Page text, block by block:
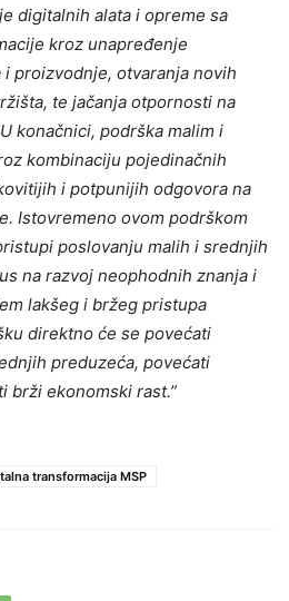
digitalnih alata i opreme sa
kroz unapređenje
proizvodnje, otvaranja novih
te jačanja otpornosti na
konačnici, podrška malim i
kombinaciju pojedinačnih
i potpunijih odgovora na
Istovremeno ovom podrškom
poslovanju malih i srednjih
na razvoj neophodnih znanja i
lakšeg i bržeg pristupa
direktno će se povećati
preduzeća, povećati
brži ekonomski rast.”
transformacija MSP